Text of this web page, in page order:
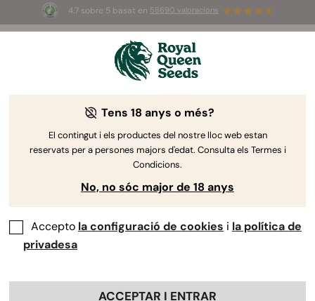
4.7 sobre 5 basat en 58690 valoracions
3 llavors White Widow Auto
Cultius Associats
La nostra gran selecció de cultius associats pot
repel·lir insectes i petites criatures, millorar la
retenció d'aigua, augmentar la qualitat del sòl, i
oferir ombra o una manera d'ocultar les teves
plantes de marihuana. Els cultius associats
ofereixen protecció natural per al cànnabis.
Tens 18 anys o més?
El contingut i els productes del nostre lloc web estan
reservats per a persones majors d'edat. Consulta els Termes i
Condicions.
No, no sóc major de 18 anys
Accepto la configuració de cookies i la política de
privadesa
ACCEPTAR I ENTRAR